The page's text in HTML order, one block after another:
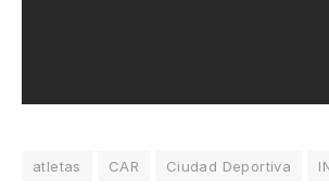
atletas CAR Ciudad Deportiva